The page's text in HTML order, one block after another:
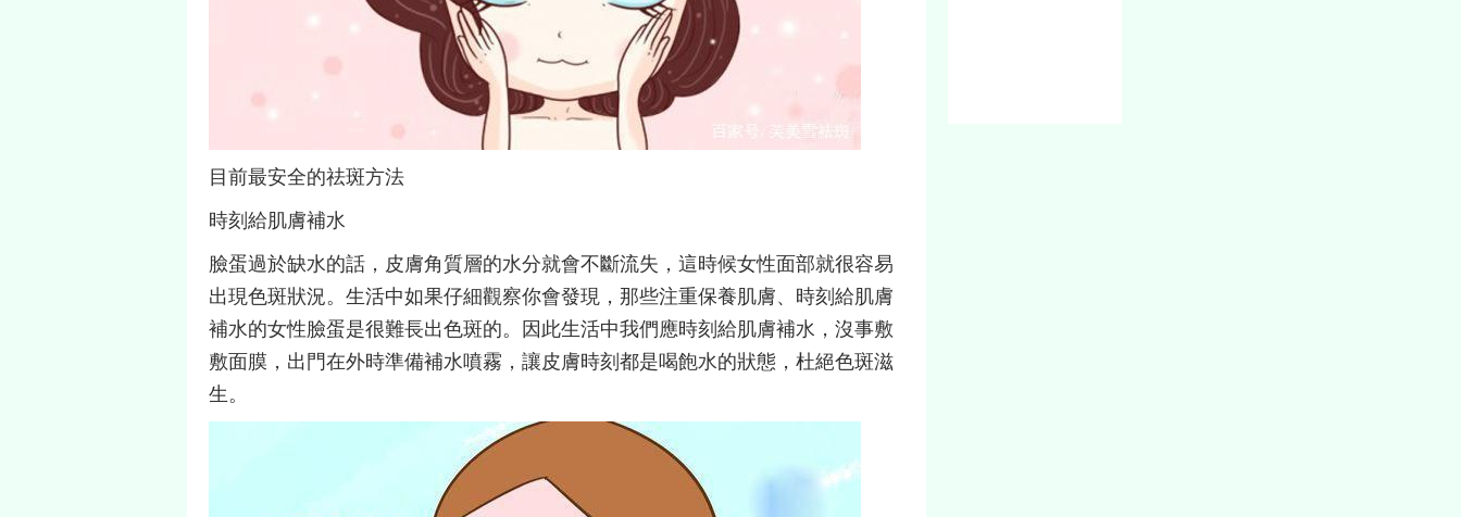
目前最安全的祛斑方法
時刻給肌膚補水
臉蛋過於缺水的話，皮膚角質層的水分就會不斷流失，這時候女性面部就很容易
出現色斑狀況。生活中如果仔細觀察你會發現，那些注重保養肌膚、時刻給肌膚
補水的女性臉蛋是很難長出色斑的。因此生活中我們應時刻給肌膚補水，沒事敷
敷面膜，出門在外時準備補水噴霧，讓皮膚時刻都是喝飽水的狀態，杜絕色斑滋
生。